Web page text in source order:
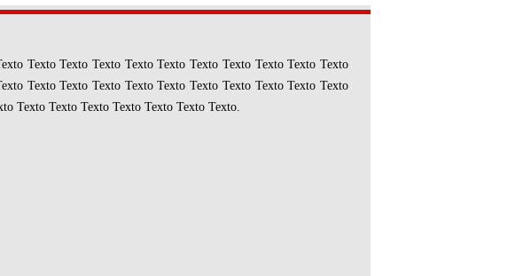
Texto Texto Texto Texto Texto Texto Texto Texto Texto Texto
Texto Texto Texto Texto Texto Texto Texto Texto Texto Texto
Texto Texto Texto Texto Texto Texto Texto.